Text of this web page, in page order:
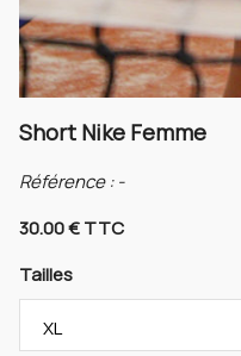
Short Nike Femme
Référence :-
30.00 € TTC
Tailles